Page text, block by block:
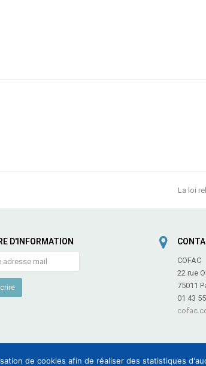
next
La loi
D'INFORMATION
COFAC
22 rue
75011
01 43
de Culture et de Communication - Informations
de cookies afin de réaliser des statistiques